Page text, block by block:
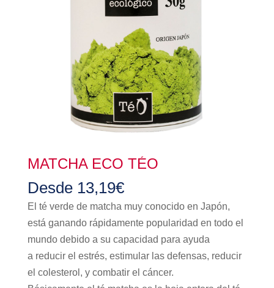
MATCHA ECO TÉO
Desde 13,19€
El té verde de matcha muy conocido en Japón,
está ganando rápidamente popularidad en todo el
mundo debido a su capacidad para ayuda
a reducir el estrés, estimular las defensas, reducir
el colesterol, y combatir el cáncer.